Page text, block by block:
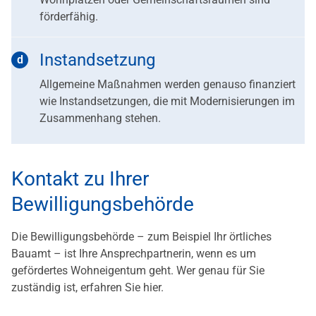
förderfähig.
Instandsetzung
Allgemeine Maßnahmen werden genauso finanziert
wie Instandsetzungen, die mit Modernisierungen im
Zusammenhang stehen.
Kontakt zu Ihrer
Bewilligungsbehörde
Die Bewilligungsbehörde – zum Beispiel Ihr örtliches
Bauamt – ist Ihre Ansprechpartnerin, wenn es um
gefördertes Wohneigentum geht. Wer genau für Sie
zuständig ist, erfahren Sie hier.